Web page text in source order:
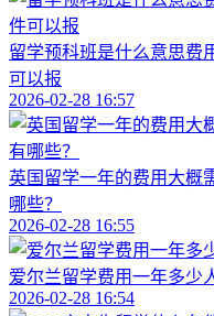
留学预科班是什么意思费
可以报
2026-02-28 16:57
英国留学一年的费用大概
哪些？
2026-02-28 16:55
爱尔兰留学费用一年多少
2026-02-28 16:54